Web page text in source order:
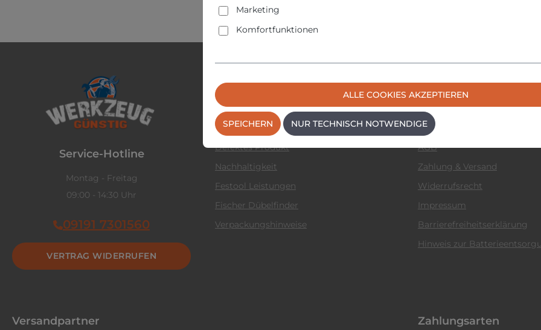
Service-Hotline
Montag - Freitag
09:00 - 14:30 Uhr
09191 7301560
VERTRAG WIDERRUFEN
Service & News
Kontaktformular
Rückgabe
Defektes Produkt
Nachhaltigkeit
Festool Leistungen
Fischer Dübelfinder
Verpackungshinweise
Informationen
Datenschutzerklärung
Cookie-Einstellungen
AGB
Zahlung & Versand
Widerrufsrecht
Impressum
Barrierefreiheitserklärung
Hinweis zur
Versandpartner Zahlungsarten
Marketing
Komfortfunktionen
ALLE COOKIES AKZEPTIEREN
SPEICHERN NUR TECHNISCH NOTWENDIGE